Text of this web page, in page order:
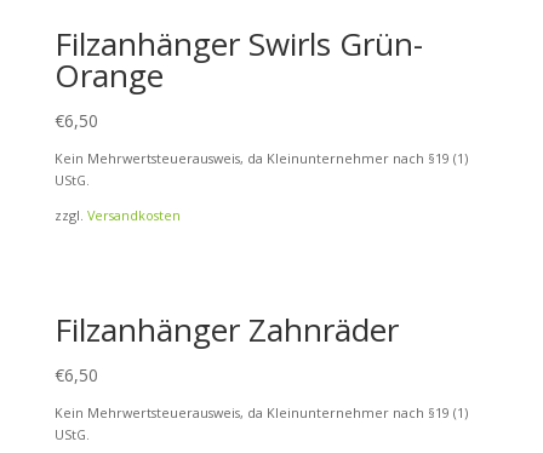
Filzanhänger Swirls Grün-
Orange
€6,50
Kein Mehrwertsteuerausweis, da Kleinunternehmer nach §19 (1)
UStG.
zzgl. Versandkosten
Filzanhänger Zahnräder
€6,50
Kein Mehrwertsteuerausweis, da Kleinunternehmer nach §19 (1)
UStG.